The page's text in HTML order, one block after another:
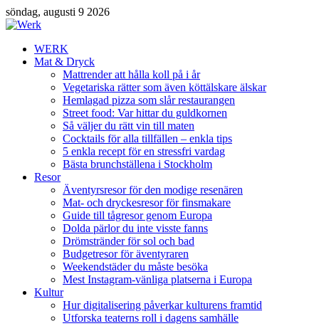
söndag, augusti 9 2026
WERK
Mat & Dryck
Mattrender att hålla koll på i år
Vegetariska rätter som även köttälskare älskar
Hemlagad pizza som slår restaurangen
Street food: Var hittar du guldkornen
Så väljer du rätt vin till maten
Cocktails för alla tillfällen – enkla tips
5 enkla recept för en stressfri vardag
Bästa brunchställena i Stockholm
Resor
Äventyrsresor för den modige resenären
Mat- och dryckesresor för finsmakare
Guide till tågresor genom Europa
Dolda pärlor du inte visste fanns
Drömstränder för sol och bad
Budgetresor för äventyraren
Weekendstäder du måste besöka
Mest Instagram-vänliga platserna i Europa
Kultur
Hur digitalisering påverkar kulturens framtid
Utforska teaterns roll i dagens samhälle